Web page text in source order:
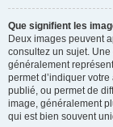
Que signifient les
Deux images peuvent
consultez un sujet.
généralement
permet d’indiquer
publié, ou permet de
image, généralement
qui est bien souvent